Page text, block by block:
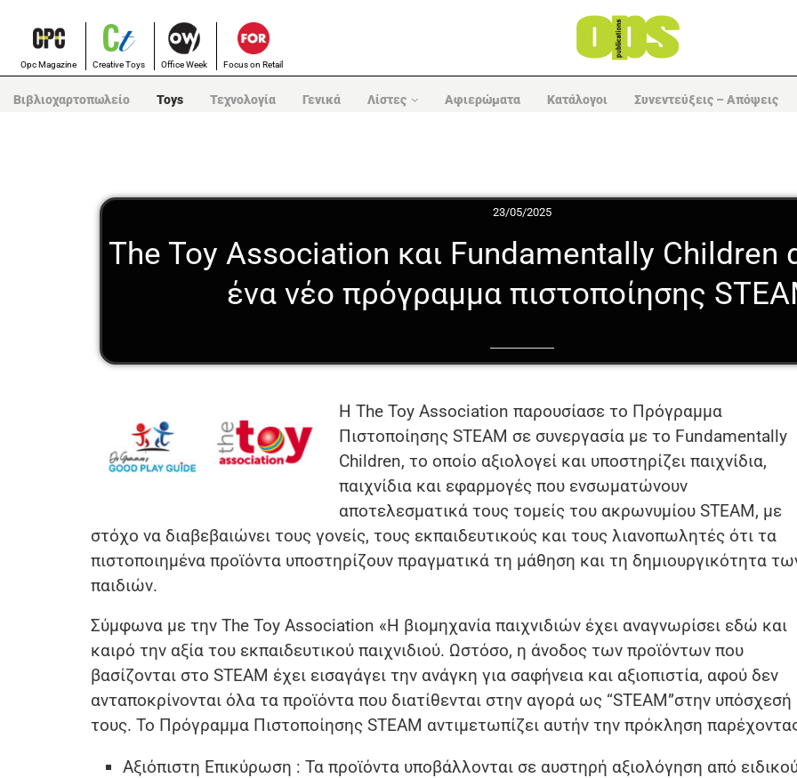
Opc Magazine Creative Toys Office Week Focus on Retail
Βιβλιοχαρτοπωλείο Toys Τεχνολογία Γενικά Λίστες Αφιερώματα Κατάλογοι Συνεντεύξεις – Απόψεις
23/05/2025
The Toy Association και Fundamentally Children
ένα νέο πρόγραμμα πιστοποίησης
Η The Toy Association παρουσίασε το Πρόγραμμα
Πιστοποίησης STEAM σε συνεργασία με το Fundamentally
Children, το οποίο αξιολογεί και υποστηρίζει παιχνίδια,
παιχνίδια και εφαρμογές που ενσωματώνουν
αποτελεσματικά τους τομείς του ακρωνυμίου STEAM, με
στόχο να διαβεβαιώνει τους γονείς, τους εκπαιδευτικούς και τους λιανοπωλητές ότι τα
πιστοποιημένα προϊόντα υποστηρίζουν πραγματικά τη μάθηση και τη δημιουργικότητα
παιδιών.
Σύμφωνα με την The Toy Association «Η βιομηχανία παιχνιδιών έχει αναγνωρίσει εδώ και
καιρό την αξία του εκπαιδευτικού παιχνιδιού. Ωστόσο, η άνοδος των προϊόντων που
βασίζονται στο STEAM έχει εισαγάγει την ανάγκη για σαφήνεια και αξιοπιστία, αφού δεν
ανταποκρίνονται όλα τα προϊόντα που διατίθενται στην αγορά ως “STEAM”στην υπόσχεσή
τους. Το Πρόγραμμα Πιστοποίησης STEAM αντιμετωπίζει αυτήν την πρόκληση
Αξιόπιστη Επικύρωση : Τα προϊόντα υποβάλλονται σε αυστηρή αξιολόγηση από